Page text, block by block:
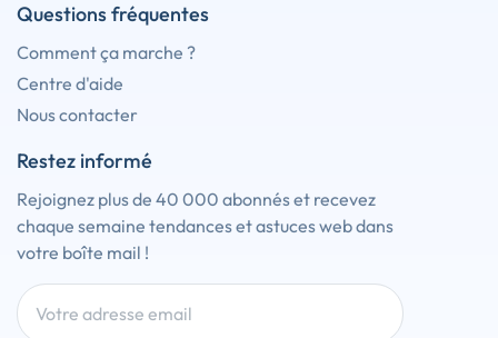
Questions fréquentes
Comment ça marche ?
Centre d'aide
Nous contacter
Restez informé
Rejoignez plus de 40 000 abonnés et recevez
chaque semaine tendances et astuces web dans
votre boîte mail !